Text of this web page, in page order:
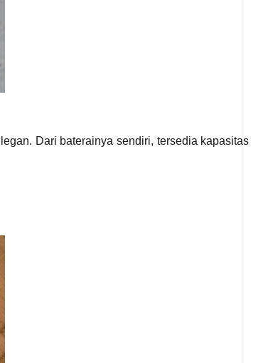
Dari baterainya sendiri, tersedia kapasitas